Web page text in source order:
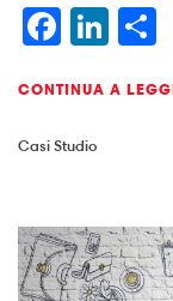
CONTINUA A
Casi Studio